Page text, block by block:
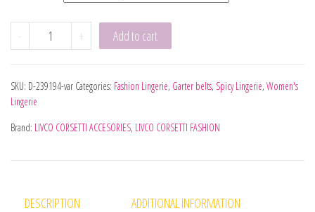
- LIVCO CORSETTI FASHION - FINICIA LC90724 LIGUERO
+ Add to cart
SKU: D-239194-var Categories: Fashion Lingerie, Garter belts, Spicy Lingerie, Women's
Lingerie
Brand: LIVCO CORSETTI ACCESORIES, LIVCO CORSETTI FASHION
DESCRIPTION ADDITIONAL INFORMATION